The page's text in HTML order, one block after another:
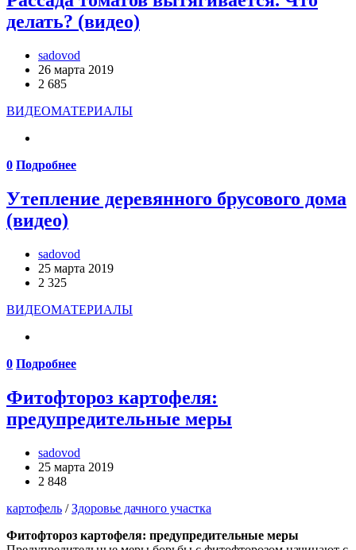
делать? (видео)
sadovod
26 марта 2019
2 685
ВИДЕОМАТЕРИАЛЫ
0 Подробнее
Утепление деревянного брусового дома
(видео)
sadovod
25 марта 2019
2 325
ВИДЕОМАТЕРИАЛЫ
0 Подробнее
Фитофтороз картофеля:
предупредительные меры
sadovod
25 марта 2019
2 848
картофель /Здоровье дачного участка
Фитофтороз картофеля: предупредительные меры